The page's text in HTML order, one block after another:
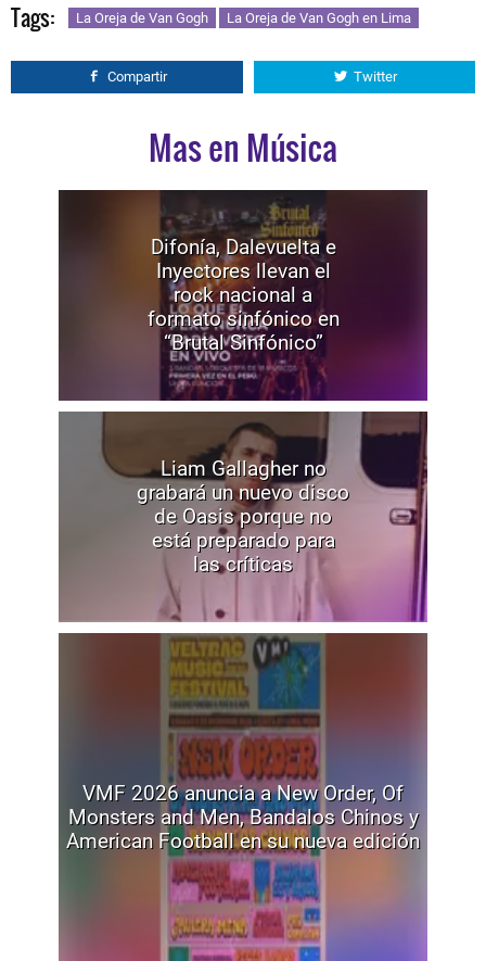
Tags: La Oreja de Van Gogh La Oreja de Van Gogh en Lima
Compartir Twitter
Mas en Música
Difonía, Dalevuelta e
Inyectores llevan el
rock nacional a
formato sinfónico en
“Brutal Sinfónico”
Liam Gallagher no
grabará un nuevo disco
de Oasis porque no
está preparado para
las críticas
VMF 2026 anuncia a New Order, Of
Monsters and Men, Bandalos Chinos y
American Football en su nueva edición